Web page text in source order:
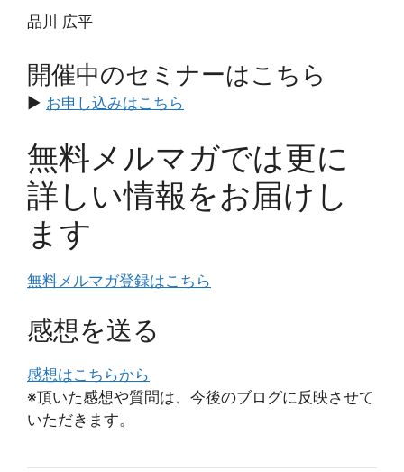
品川 広平
開催中のセミナーはこちら
▶️ お申し込みはこちら
無料メルマガでは更に
詳しい情報をお届けし
ます
無料メルマガ登録はこちら
感想を送る
感想はこちらから
※頂いた感想や質問は、今後のブログに反映させて
いただきます。